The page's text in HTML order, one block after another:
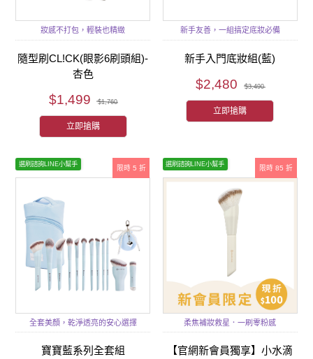
妝感不打包，輕裝也精緻
隨型刷CL!CK(眼影6刷頭組)-
杏色
$1,499 $1,760
立即搶購
新手友善，一組搞定底妝必備
新手入門底妝組(藍)
$2,480 $3,490
立即搶購
限時 5 折
選刷諮詢LINE小幫手
全套美顏，乾淨透亮的安心選擇
寶寶藍系列全套組
限時 85 折
選刷諮詢LINE小幫手
柔焦補妝救星．一刷零粉感
【官網新會員獨享】小水滴